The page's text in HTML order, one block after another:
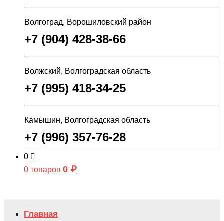
Волгоград, Ворошиловский район
+7 (904) 428-38-66
Волжский, Волгоградская область
+7 (995) 418-34-25
Камышин, Волгоградская область
+7 (996) 357-76-28
0
0 товаров 0 ₽
Главная